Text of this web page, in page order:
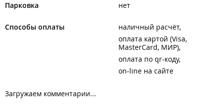
Парковка нет
Способы оплаты
наличный расчёт
оплата картой (Visa,
MasterCard, МИР)
оплата по qr-коду
on-line на сайте
Загружаем комментарии...